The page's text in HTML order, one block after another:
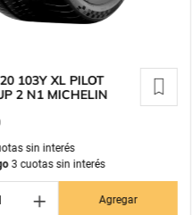
103Y XL PILOT
2 N1 MICHELIN
sin interés
3 cuotas sin interés
＋ Agregar